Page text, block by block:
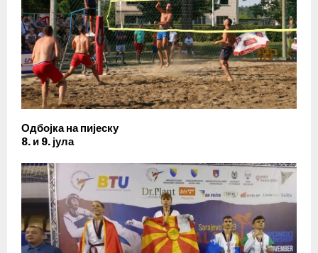
Одбојка на пијеску
8. и 9. јула